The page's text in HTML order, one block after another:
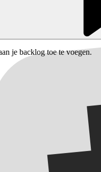
je backlog toe te voegen.